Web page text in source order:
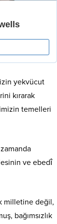
yekvücut
kırarak
temelleri
ve ebedî
milletine değil,
bağımsızlık